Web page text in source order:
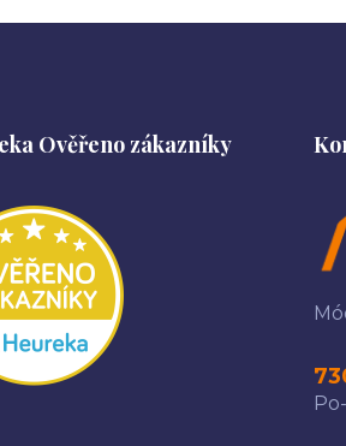
Ověřeno zákazníky